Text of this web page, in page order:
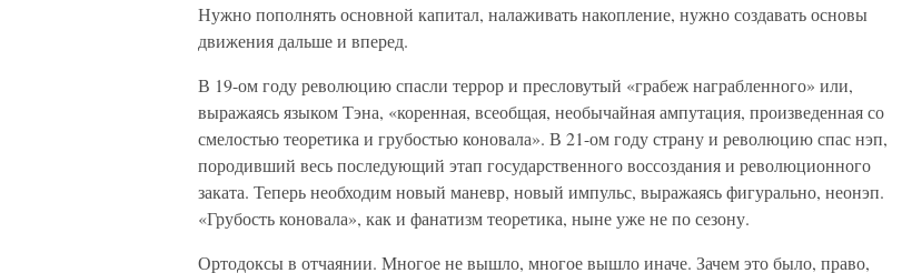
Нужно пополнять основной капитал, налаживать накопление, нужно создавать основы
движения дальше и вперед.
В 19-ом году революцию спасли террор и пресловутый «грабеж награбленного» или,
выражаясь языком Тэна, «коренная, всеобщая, необычайная ампутация, произведенная со
смелостью теоретика и грубостью коновала». В 21-ом году страну и революцию спас нэп,
породивший весь последующий этап государственного воссоздания и революционного
заката. Теперь необходим новый маневр, новый импульс, выражаясь фигурально, неонэп.
«Грубость коновала», как и фанатизм теоретика, ныне уже не по сезону.
Ортодоксы в отчаянии. Многое не вышло, многое вышло иначе. Зачем это было, право,